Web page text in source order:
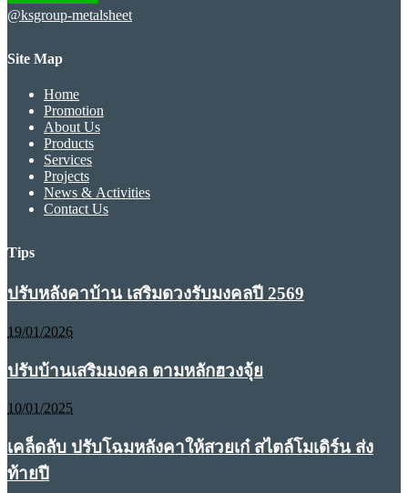
@ksgroup-metalsheet
Site Map
Home
Promotion
About Us
Products
Services
Projects
News & Activities
Contact Us
Tips
ปรับหลังคาบ้าน เสริมดวงรับมงคลปี 2569
19/01/2026
ปรับบ้านเสริมมงคล ตามหลักฮวงจุ้ย
10/01/2025
เคล็ดลับ ปรับโฉมหลังคาให้สวยเก๋ สไตล์โมเดิร์น ส่ง
ท้ายปี